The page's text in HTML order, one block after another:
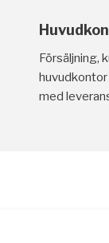
Försäljning,
huvudkontor
med